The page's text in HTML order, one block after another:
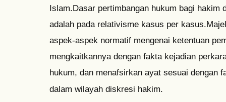
Islam.Dasar pertimbangan hukum bagi hakim
adalah pada relativisme kasus per
aspek-aspek normatif mengenai ketentuan
mengkaitkannya dengan fakta kejadian
hukum, dan menafsirkan ayat sesuai dengan
dalam wilayah diskresi hakim.